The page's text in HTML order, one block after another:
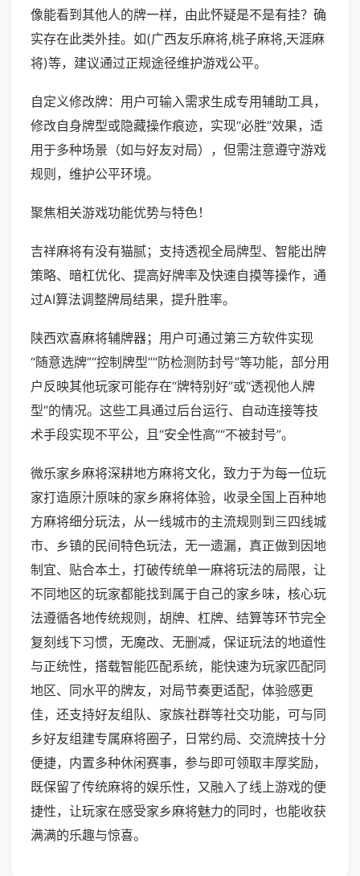
像能看到其他人的牌一样，由此怀疑是不是有挂？确
实存在此类外挂。如(广西友乐麻将,桃子麻将,天涯麻
将)等，建议通过正规途径维护游戏公平。
自定义修改牌：用户可输入需求生成专用辅助工具，
修改自身牌型或隐藏操作痕迹，实现“必胜”效果，适
用于多种场景（如与好友对局），但需注意遵守游戏
规则，维护公平环境。
聚焦相关游戏功能优势与特色！
吉祥麻将有没有猫腻；支持透视全局牌型、智能出牌
策略、暗杠优化、提高好牌率及快速自摸等操作，通
过AI算法调整牌局结果，提升胜率。
陕西欢喜麻将辅牌器；用户可通过第三方软件实现
“随意选牌”“控制牌型”“防检测防封号”等功能，部分用
户反映其他玩家可能存在“牌特别好”或“透视他人牌
型”的情况。这些工具通过后台运行、自动连接等技
术手段实现不平公，且“安全性高”“不被封号”。
微乐家乡麻将深耕地方麻将文化，致力于为每一位玩
家打造原汁原味的家乡麻将体验，收录全国上百种地
方麻将细分玩法，从一线城市的主流规则到三四线城
市、乡镇的民间特色玩法，无一遗漏，真正做到因地
制宜、贴合本土，打破传统单一麻将玩法的局限，让
不同地区的玩家都能找到属于自己的家乡味，核心玩
法遵循各地传统规则，胡牌、杠牌、结算等环节完全
复刻线下习惯，无魔改、无删减，保证玩法的地道性
与正统性，搭载智能匹配系统，能快速为玩家匹配同
地区、同水平的牌友，对局节奏更适配，体验感更
佳，还支持好友组队、家族社群等社交功能，可与同
乡好友组建专属麻将圈子，日常约局、交流牌技十分
便捷，内置多种休闲赛事，参与即可领取丰厚奖励，
既保留了传统麻将的娱乐性，又融入了线上游戏的便
捷性，让玩家在感受家乡麻将魅力的同时，也能收获
满满的乐趣与惊喜。